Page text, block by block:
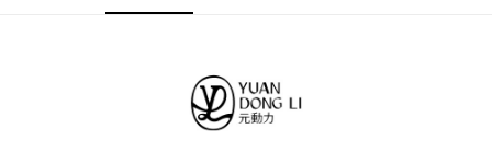
3.實際核准額度、可分期數及費用金額請依後續交易確認頁面所載為準。
1.分期款項不併入電信帳單，「大哥付你分期」於每月結算日後寄送繳費提
３．安心：先確認商品／服務後，再付款。
【「AFTEE先享後付」結帳流程】
每筆NT$120，滿NT$2,500(含以上)免運費